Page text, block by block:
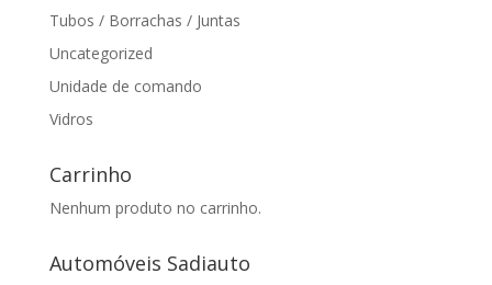
Tubos / Borrachas / Juntas
Uncategorized
Unidade de comando
Vidros
Carrinho
Nenhum produto no carrinho.
Automóveis Sadiauto